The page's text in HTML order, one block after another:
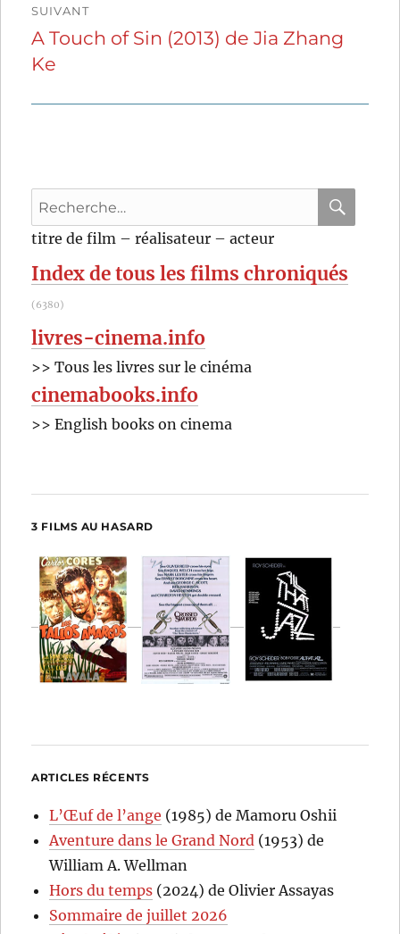
SUIVANT
Publication
suivante :
A Touch of Sin (2013) de Jia Zhang
Ke
Recherche
pour
:
titre de film – réalisateur – acteur
Index de tous les films chroniqués
(6380)
livres-cinema.info
>> Tous les livres sur le cinéma
cinemabooks.info
>> English books on cinema
3 FILMS AU HASARD
ARTICLES RÉCENTS
L’Œuf de l’ange (1985) de Mamoru Oshii
Aventure dans le Grand Nord (1953) de
William A. Wellman
Hors du temps (2024) de Olivier Assayas
Sommaire de juillet 2026